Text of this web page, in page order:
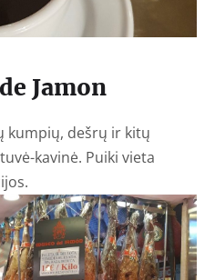
Jamon
kumpių, dešrų ir kitų
kavinė. Puiki vieta